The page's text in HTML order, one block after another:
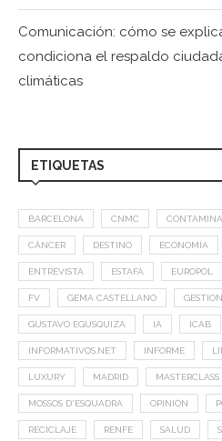
Comunicación: cómo se
condiciona el respaldo
climáticas
ETIQUETAS
BARCELONA CNMC
CÁNCER DESTINO ECONOMÍA
ENTREVISTA ESTAFA EUROPOL
FV GEMA CASTELLANO
GUSTAVO EGUSQUIZA IA ICAB
INFORMATIVOS.NET INFORME
LUXURY MADRID MASTERCLASS
MOSSOS D'ESQUADRA OPINIÓN
RECICLAJE RENFE SALUD